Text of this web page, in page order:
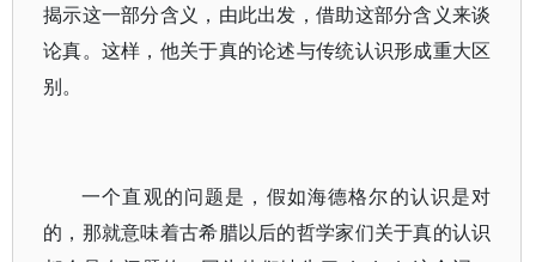
揭示这一部分含义，由此出发，借助这部分含义来谈
论真。这样，他关于真的论述与传统认识形成重大区
别。
一个直观的问题是，假如海德格尔的认识是对
的，那就意味着古希腊以后的哲学家们关于真的认识